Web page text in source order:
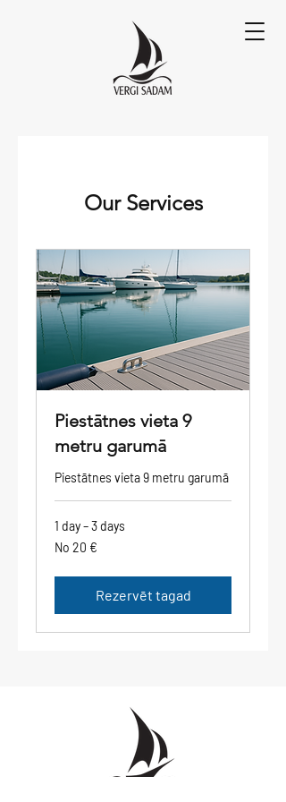
Our Services
Piestātnes vieta 9
metru garumā
Piestātnes vieta 9 metru garumā
1 day – 3 days
No
20
No 20 €
Rezervēt tagad